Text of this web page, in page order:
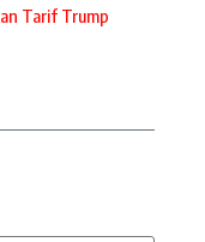
Tarif Trump